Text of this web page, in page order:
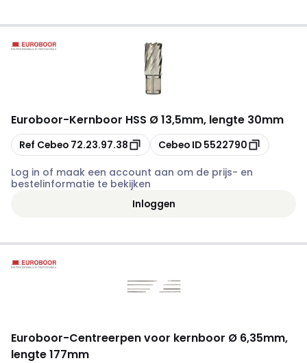
Euroboor-Kernboor HSS Ø 13,5mm, lengte 30mm
Kopiëren
Ref Cebeo 72.23.97.38 Kopiëren
Cebeo ID 5522790
Log in of maak een account aan om de prijs- en
bestelinformatie te bekijken
Inloggen
Euroboor-Centreerpen voor kernboor Ø 6,35mm,
lengte 177mm